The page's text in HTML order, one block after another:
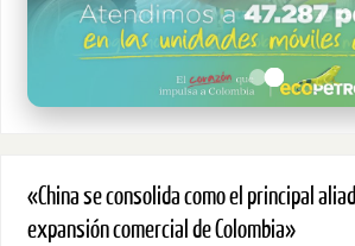
«China se consolida como el principal
expansión comercial de Colombia»